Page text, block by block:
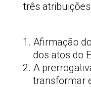
três
Afirmação
dos atos do
A
transformar